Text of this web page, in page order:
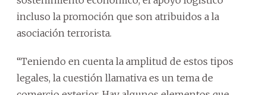
incluso la promoción que son atribuidos a la
asociación terrorista.
“Teniendo en cuenta la amplitud de estos tipos
legales, la cuestión llamativa es un tema de